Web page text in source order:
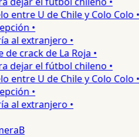
U de Chile y Colo Colo •
•
extranjero •
crack de La Roja •
el fútbol chileno •
U de Chile y Colo Colo •
•
extranjero •